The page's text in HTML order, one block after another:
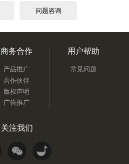
问题咨询
商务合作
产品推广
合作伙伴
版权声明
广告推广
用户帮助
常见问题
关注我们